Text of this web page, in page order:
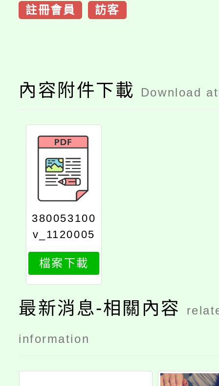
註冊會員 訪客
內容附件下載 Download
380053100
v_1120005
983_print
檔案下載
最新消息-相關內容
information